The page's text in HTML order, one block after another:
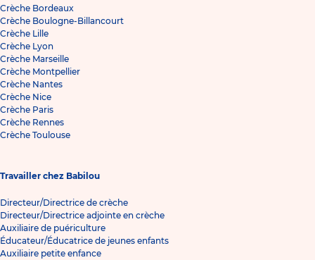
Crèche Bordeaux
Crèche Boulogne-Billancourt
Crèche Lille
Crèche Lyon
Crèche Marseille
Crèche Montpellier
Crèche Nantes
Crèche Nice
Crèche Paris
Crèche Rennes
Crèche Toulouse
Travailler chez Babilou
Directeur/Directrice de crèche
Directeur/Directrice adjointe en crèche
Auxiliaire de puériculture
Éducateur/Éducatrice de jeunes enfants
Auxiliaire petite enfance